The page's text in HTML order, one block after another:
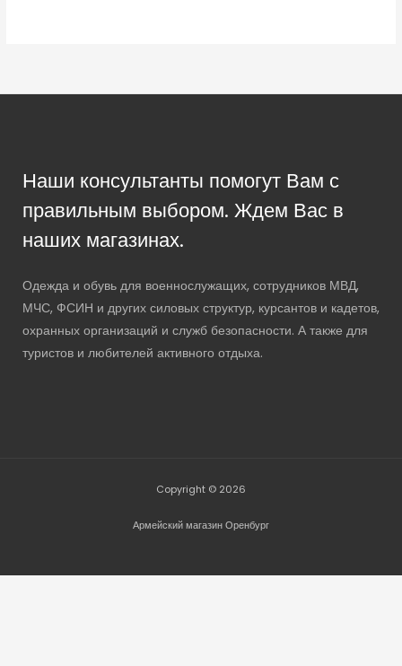
Наши консультанты помогут Вам с
правильным выбором. Ждем Вас в
наших магазинах.
Одежда и обувь для военнослужащих, сотрудников МВД,
МЧС, ФСИН и других силовых структур, курсантов и кадетов,
охранных организаций и служб безопасности. А также для
туристов и любителей активного отдыха.
Copyright © 2026
Армейский магазин Оренбург